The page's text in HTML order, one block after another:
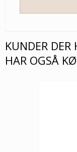
KUNDER
HAR OGSÅ